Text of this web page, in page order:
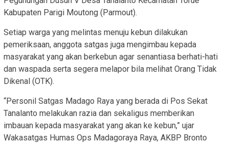
Kabupaten Parigi Moutong (Parmout).
Setiap warga yang melintas menuju kebun dilakukan
pemeriksaan, anggota satgas juga mengimbau kepada
masyarakat yang akan berkebun agar senantiasa berhati-hati
dan waspada serta segera melapor bila melihat Orang Tidak
Dikenal (OTK).
“Personil Satgas Madago Raya yang berada di Pos Sekat
Tanalanto melakukan razia dan sekaligus memberikan
imbauan kepada masyarakat yang akan ke kebun,” ujar
Wakasatgas Humas Ops Madagoraya Raya, AKBP Bronto